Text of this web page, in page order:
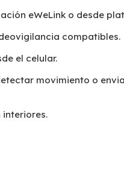
eWeLink o desde
compatibles.
el celular.
movimiento o